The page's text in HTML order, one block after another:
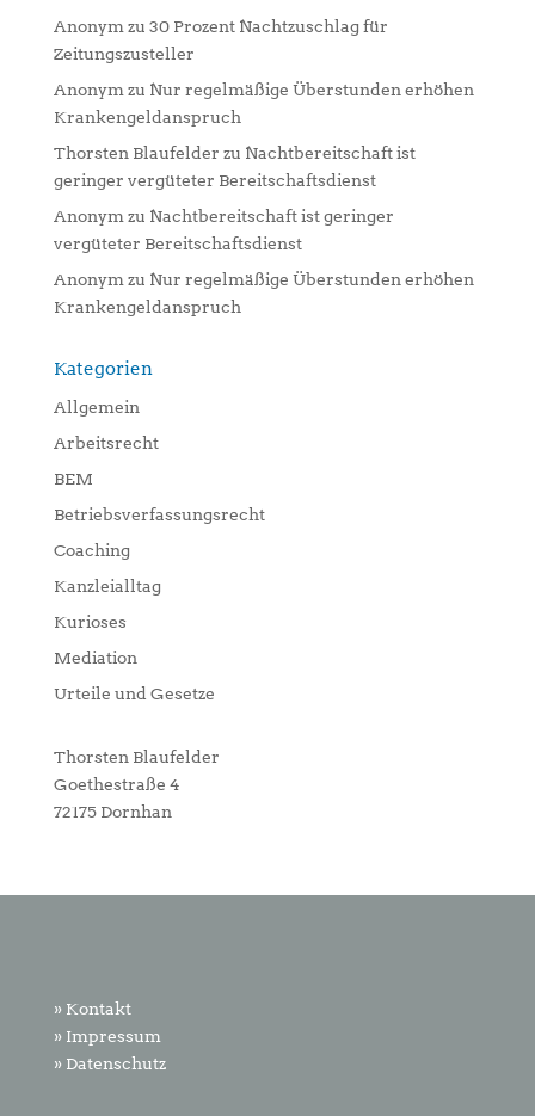
Anonym zu 30 Prozent Nachtzuschlag für
Zeitungszusteller
Anonym zu Nur regelmäßige Überstunden erhöhen
Krankengeldanspruch
Thorsten Blaufelder zu Nachtbereitschaft ist
geringer vergüteter Bereitschaftsdienst
Anonym zu Nachtbereitschaft ist geringer
vergüteter Bereitschaftsdienst
Anonym zu Nur regelmäßige Überstunden erhöhen
Krankengeldanspruch
Kategorien
Allgemein
Arbeitsrecht
BEM
Betriebsverfassungsrecht
Coaching
Kanzleialltag
Kurioses
Mediation
Urteile und Gesetze
Thorsten Blaufelder
Goethestraße 4
72175 Dornhan
» Kontakt
» Impressum
» Datenschutz